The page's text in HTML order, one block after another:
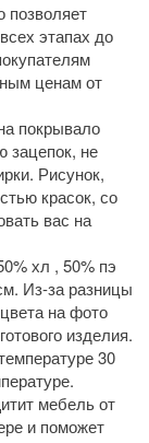
позволяет
этапах до
ценам от
покрывало
зацепок, не
Рисунок,
красок, со
вас на
хл , 50% пэ
Из-за разницы
на фото
изделия.
30
мебель от
и поможет